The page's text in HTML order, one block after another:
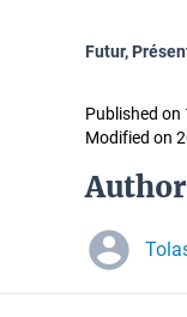
Futur,
Published on
Modified on
Author